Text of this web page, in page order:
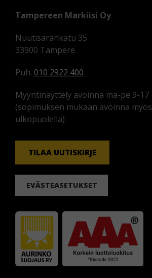
Tampereen Markiisi Oy
Nuutisarankatu 35
33900 Tampere
Puh. 010 2922 400
Myyntinäyttely avoinna ma-pe 9-17
(sopimuksen mukaan avoinna
ulkopuolella)
TILAA UUTISKIRJE
EVÄSTEASETUKSET